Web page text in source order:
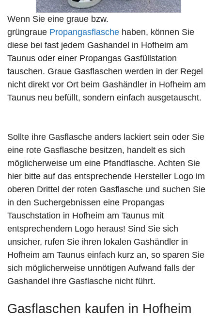
Wenn Sie eine graue bzw.
grüngraue Propangasflasche haben, können Sie
diese bei fast jedem Gashandel in Hofheim am
Taunus oder einer Propangas Gasfüllstation
tauschen. Graue Gasflaschen werden in der Regel
nicht direkt vor Ort beim Gashändler in Hofheim am
Taunus neu befüllt, sondern einfach ausgetauscht.
Sollte ihre Gasflasche anders lackiert sein oder Sie
eine rote Gasflasche besitzen, handelt es sich
möglicherweise um eine Pfandflasche. Achten Sie
hier bitte auf das entsprechende Hersteller Logo im
oberen Drittel der roten Gasflasche und suchen Sie
in den Suchergebnissen eine Propangas
Tauschstation in Hofheim am Taunus mit
entsprechendem Logo heraus! Sind Sie sich
unsicher, rufen Sie ihren lokalen Gashändler in
Hofheim am Taunus einfach kurz an, so sparen Sie
sich möglicherweise unnötigen Aufwand falls der
Gashandel ihre Gasflasche nicht führt.
Gasflaschen kaufen in Hofheim